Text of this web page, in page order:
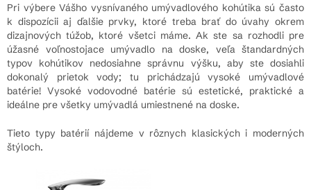
Pri výbere Vášho vysnívaného umývadlového kohútika sú často
k dispozícii aj ďalšie prvky, ktoré treba brať do úvahy okrem
dizajnových túžob, ktoré všetci máme. Ak ste sa rozhodli pre
úžasné voľnostojace umývadlo na doske, veľa štandardných
typov kohútikov nedosiahne správnu výšku, aby ste dosiahli
dokonalý prietok vody; tu prichádzajú vysoké umývadlové
batérie! Vysoké vodovodné batérie sú estetické, praktické a
ideálne pre všetky umývadlá umiestnené na doske.
Tieto typy batérií nájdeme v rôznych klasických i moderných
štýloch.